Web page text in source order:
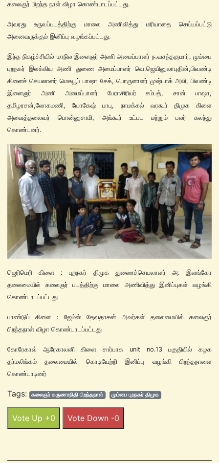
கலைஞர் பிறந்த நாள் விழா கொண்டாடப்பட்டது.
அவரது உருவப்படத்திற்கு மாலை அணிவித்து மரியாதை செய்யப்பட்டு
அனைவருக்கும் இனிப்பு வழங்கப்பட்டது.
இந்த நிகழ்ச்சியில் மாநில இளைஞர் அணி அமைப்பாளர் ந.வசந்தகுமார், மும்பை
புறநகர் இலக்கிய அணி துணை அமைப்பாளர் வெ.ஜெயினுலாபுதின்,பிவண்டி
கிளைச் செயலாளர் மெகபூப் பாஷா சேக், பொருளாளர் முஷ்டாக் அலி, பிவண்டி
இளைஞர் அணி அமைப்பாளர் பேராசிரியர் சம்பத், சான் பாஷா,
தமிழரசன்,லோகமணி, யோகேஷ் பாபு, நாமக்கல் வரகூர் திமுக கிளை
அவைத்தலைவர் பொன்னுசாமி, அங்கூர் உட்பட மற்றும் பலர் கலந்து
கொண்டனர்.
ஜெரிமெரி கிளை : புறநகர் திமுக துணைச்செயலாளர் அ. இளங்கோ
தலைமையில் கலைஞர் படத்திற்கு மாலை அணிவித்து இனிப்புகள் வழங்கி
கொண்டாடப்பட்டது
பாண்டுப் கிளை : ஜேம்ஸ் தேவதாசன் அவர்கள் தலைமையில் கலைஞர்
பிறந்தநாள் விழா கொண்டாடப்பட்டது
கோரேகாவ் ஆரேகாலனி கிளை சார்பாக unit no.13 பகுதியில் கழக
தர்மலிங்கம் தலைமையில் கொடியேற்றி இனிப்பு வழங்கி பிறந்தநாளை
கொண்டாடினர்
Tags: கலைஞர் கருணாநிதி பிறந்தநாள் மும்பை புறநகர் திமுக
Vote Up +0 Vote Down -0